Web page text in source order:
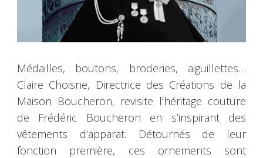
Médailles, boutons, broderies, aiguillettes…
Claire Choisne, Directrice des Créations de la
Maison Boucheron, revisite l’héritage couture
de Frédéric Boucheron en s’inspirant des
vêtements d’apparat. Détournés de leur
fonction première, ces ornements sont